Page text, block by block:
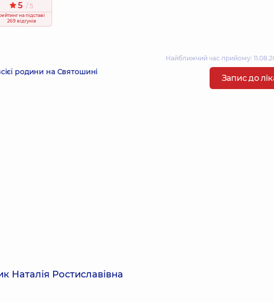
5 / 5
на підставі
269 відгуків
Найближчий час прийому:
родини на Святошині
Запис до
Наталія Ростиславівна